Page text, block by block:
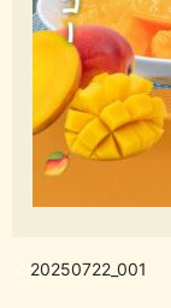
20250722_001